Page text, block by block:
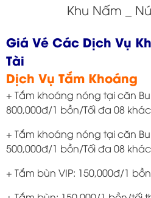
Khu Nấm _
Giá Vé Các Dịch Vụ
Tài
Dịch Vụ Tắm Khoáng
+ Tắm khoáng nóng tại căn
800,000đ/1 bồn/Tối đa 08
+ Tắm khoáng nóng tại căn
500,000đ/1 bồn/Tối đa 08
+ Tắm bùn VIP: 150,000đ/1